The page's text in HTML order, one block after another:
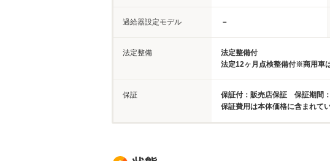
過給器設定モデル －
法定整備
法定整備付
法定12ヶ月点検整備付※商用車
保証
保証付：販売店保証 保証期間
保証費用は本体価格に含まれて